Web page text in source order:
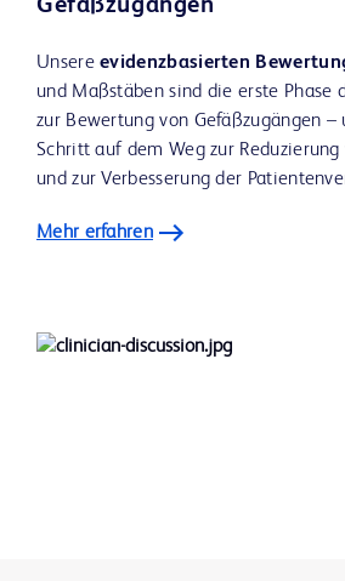
Gefäßzugängen
Unsereevidenzbasierten
und Maßstäben sind die erste Phase
zur Bewertung von Gefäßzugängen –
Schritt auf dem Weg zur
und zur Verbesserung der
Mehr erfahren